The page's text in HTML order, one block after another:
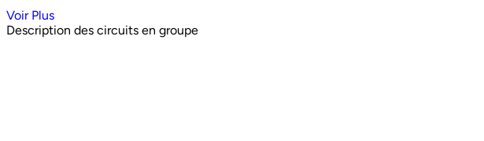
Voir Plus
Description des circuits en groupe